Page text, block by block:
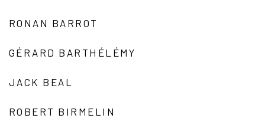
RONAN BARROT
GÉRARD BARTHÉLÉMY
JACK BEAL
ROBERT BIRMELIN